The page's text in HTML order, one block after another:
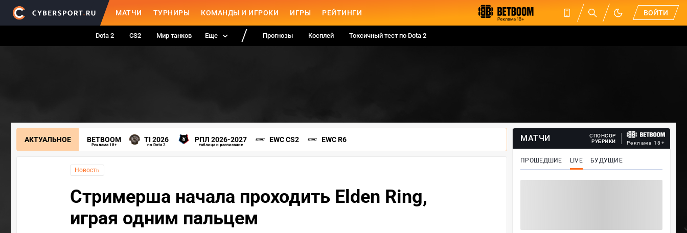
МАТЧИ ТУРНИРЫ КОМАНДЫ И ИГРОКИ ИГРЫ РЕЙТИНГИ ВОЙТИ
Dota 2 CS2 Мир танков Еще Прогнозы Косплей Токсичный тест по Dota 2
АКТУАЛЬНОЕ BETBOOM
Реклама 18+
TI 2026
по Dota 2
РПЛ 2026-2027
таблица и расписание
EWC CS2 EWC R6
Новость
Стримерша начала проходить Elden Ring,
играя одним пальцем
МАТЧИ
СПОНСОР
РУБРИКИ
Реклама 18+
ПРОШЕДШИЕ LIVE БУДУЩИЕ